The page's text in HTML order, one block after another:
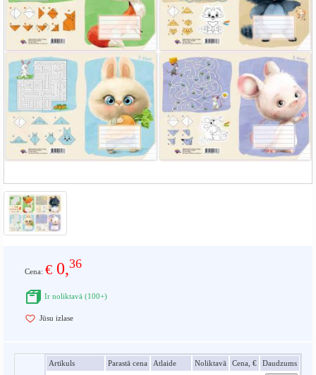
Cena: € 0,36
Ir noliktavā (100+)
Jūsu izlase
Artikuls Parastā cena Atlaide Noliktavā Cena, € Daudzums